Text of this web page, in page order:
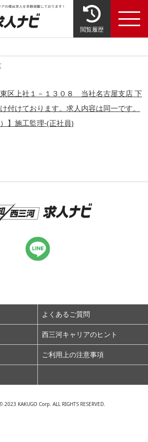
閲覧履歴
東区上社１－１３０８ 当社名古屋支店 下
付けております。求人内容は同一です。
】施工監理-(正社員)
よくあるご質問
西三河キャリアのヒント
ご利用上の注意事項
2023 KAKUGO Corp. ALL RIGHTS RESERVED.